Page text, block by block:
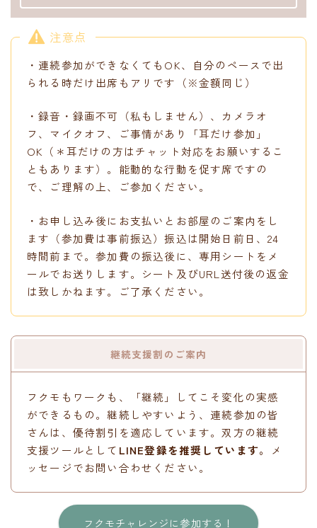
注意点
・連続参加ができなくてもOK、自分のペースで出
られる時だけ出席もアリです（※金額同じ）
・録音・録画不可（私もしません）、カメラオ
フ、マイクオフ、ご事情があり「耳だけ参加」
OK（＊耳だけの方はチャット対応をお願いするこ
ともあります）。能動的な行動を促す席ですの
で、ご理解の上、ご参加ください。
・お申し込み後にお支払いとお部屋のご案内をし
ます（参加費は事前振込）振込は開始日前日、24
時間前まで。参加費の振込後に、専用シートをメ
ールでお送りします。シート及びURL送付後の返金
は致しかねます。ご了承ください。
継続支援割のご案内
フクモもワークも、「継続」してこそ変化の実感
ができるもの。継続しやすいよう、連続参加の皆
さんは、優待割引を適応しています。双方の継続
支援ツールとして LINE登録を推奨しています。
メ
ッセージでお問い合わせください。
フクモチャレンジに参加する！